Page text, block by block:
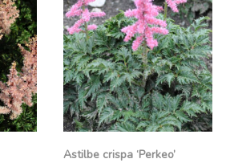
Astilbe crispa ‘Perkeo’